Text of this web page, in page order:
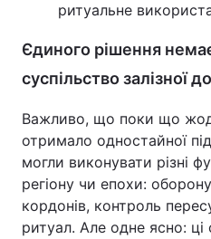
ритуальне
Єдиного рішення
суспільство залізної
Важливо, що поки що
отримало одностайної
могли виконувати різні
регіону чи епохи:
кордонів, контроль
ритуал. Але одне ясно: ці